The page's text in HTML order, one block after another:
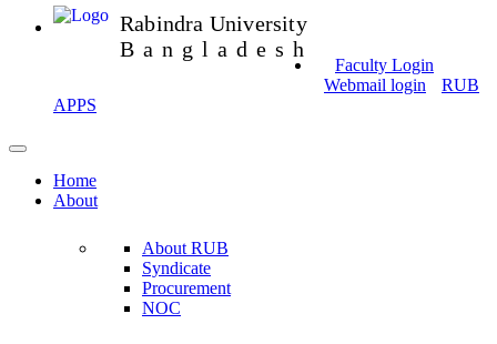
Rabindra University
Bangladesh
Faculty Login
Webmail login
RUB
APPS
Home
About
About RUB
Syndicate
Procurement
NOC